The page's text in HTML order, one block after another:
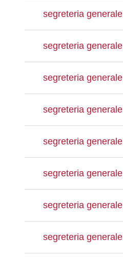
segreteria generale
segreteria generale
segreteria generale
segreteria generale
segreteria generale
segreteria generale
segreteria generale
segreteria generale